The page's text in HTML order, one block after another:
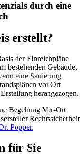
durch eine
erstellt?
der Einreichpläne
bestehenden Gebäude,
eine Sanierung
vor Ort
herangezogen.
Begehung Vor-Ort
Rechtssicherheit
Popper.
für Sie